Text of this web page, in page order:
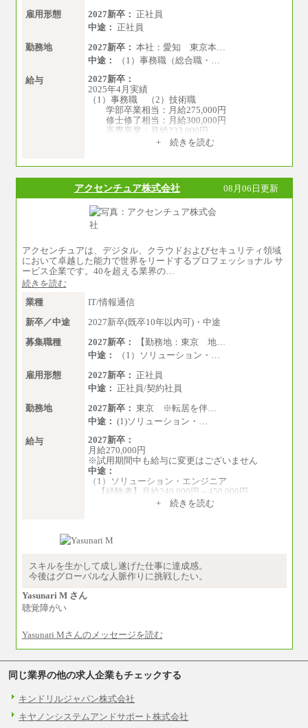
雇用形態 2027新卒： 正社員
中途： 正社員
勤務地
2027新卒： 本社：愛知 東京本…
中途：
（1）事務職（総合職・…
給与
2027新卒：
2025年4月実績
（1）事務職 （2）技術職
学部卒業相当：月給275,000円
修士修了相当：月給300,000円
高専卒業：月給233,000円
万円
を考慮して給与を決定いたします
※試用期間中も給与に変更はございません
（1）事務職（総合職・正社員） （2）技術職
（総合職・正社員）
月給 208,000円以上
経験、能力等を考慮し、弊社規定により決
試用期間中も給与に変更はございません
（3）技能職（正社員）
基本給
月給 182,400円以上
+ 続きを読む
アクセンチュア株式会社 08月06日更新
アクセンチュアは、デジタル、クラウドおよびセキュリティ領域
において卓越した能力で世界をリードするプロフェッショナル サ
ービス企業です。40を超える業界の…
続きを読む
業種
IT/情報通信
新卒／中途
2027新卒(既卒10年以内可)・中途
募集職種
2027新卒：
【勤務地：東京 地…
中途：
（1）ソリューション・…
雇用形態
2027新卒： 正社員
中途： 正社員/契約社員
勤務地
2027新卒： 東京 ※転居を伴…
中途： (1)ソリューション・…
給与
2027新卒：
月給270,000円
※試用期間中も給与に変更はございません
中途：
（1）ソリューション・エンジニア
【経験者】月給240,000円～450,000円
※地域や業務内容によって変動がありま
す
（2）一般事務
月給210,000円～350,000円
※地域や業務内容によって変動があります
※試用期間中も給与に変更はございません
+ 続きを読む
スキルを生かして成し遂げた仕事に達成感。
今後はグローバルな人脈作りに挑戦したい。
Yasunari M さん
聴覚障がい
Yasunari Mさんのメッセージを読む
同じ業界の他の求人企業もチェックする
キンドリルジャパン株式会社
キヤノンシステムアンドサポート株式会社